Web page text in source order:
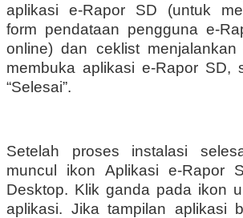
aplikasi e-Rapor SD (untuk
form pendataan pengguna e-
online) dan ceklist menjalankan
membuka aplikasi e-Rapor SD,
“Selesai”.
Setelah proses instalasi
muncul ikon Aplikasi e-Rapor
Desktop. Klik ganda pada ikon
aplikasi. Jika tampilan aplikasi